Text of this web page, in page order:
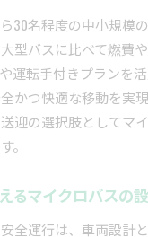
30名程度の中小規模
型バスに比べて燃費
運転手付きプランを
かつ快適な移動を実
迎の選択肢としてマ
。
るマイクロバスの
全運行は、車両設計